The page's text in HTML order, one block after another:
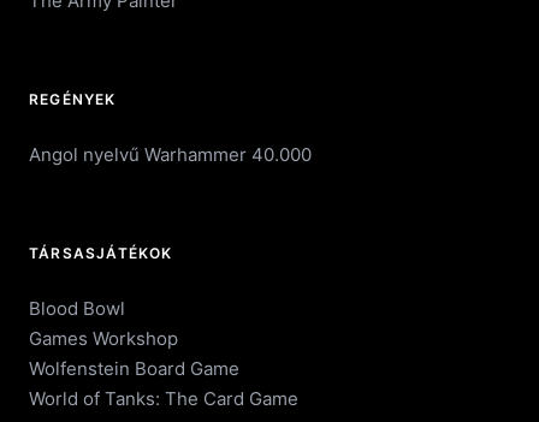
REGÉNYEK
Angol nyelvű Warhammer 40.000
TÁRSASJÁTÉKOK
Blood Bowl
Games Workshop
Wolfenstein Board Game
World of Tanks: The Card Game